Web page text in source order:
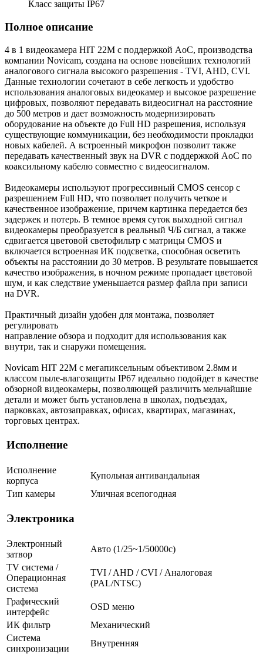
Класс защиты IP67
Полное описание
4 в 1 видеокамера HIT 22M с поддержкой AoC, производства
компании Novicam, создана на основе новейших технологий
аналогового сигнала высокого разрешения - TVI, AHD, CVI.
Данные технологии сочетают в себе легкость и удобство
использования аналоговых видеокамер и высокое разрешение
цифровых, позволяют передавать видеосигнал на расстояние
до 500 метров и дает возможность модернизировать
оборудование на объекте до Full HD разрешения, используя
существующие коммуникации, без необходимости прокладки
новых кабелей. А встроенный микрофон позволит также
передавать качественный звук на DVR с поддержкой AoC по
коаксильному кабелю совместно с видеосигналом.
Видеокамеры используют прогрессивный CMOS сенсор c
разрешением Full HD, что позволяет получить четкое и
качественное изображение, причем картинка передается без
задержек и потерь. В темное время суток выходной сигнал
видеокамеры преобразуется в реальный Ч/Б сигнал, а также
сдвигается цветовой светофильтр с матрицы CMOS и
включается встроенная ИК подсветка, способная осветить
объекты на расстоянии до 30 метров. В результате повышается
качество изображения, в ночном режиме пропадает цветовой
шум, и как следствие уменьшается размер файла при записи
на DVR.
Практичный дизайн удобен для монтажа, позволяет
регулировать
направление обзора и подходит для использования как
внутри, так и снаружи помещения.
Novicam HIT 22M с мегапиксельным объективом 2.8мм и
классом пыле-влагозащиты IP67 идеально подойдет в качестве
обзорной видеокамеры, позволяющей различить мельчайшие
детали и может быть установлена в школах, подъездах,
парковках, автозаправках, офисах, квартирах, магазинах,
торговых центрах.
Исполнение
Исполнение
корпуса
Купольная антивандальная
Тип камеры
Уличная всепогодная
Электроника
Электронный
затвор
Авто (1/25~1/50000c)
TV система /
Операционная
система
TVI / AHD / CVI / Аналоговая
(PAL/NTSC)
Графический
интерфейс
OSD меню
ИК фильтр
Механический
Система
синхронизации
Внутренняя